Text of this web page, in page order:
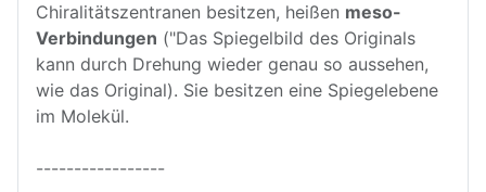
Chiralitätszentranen besitzen, heißen meso-
Verbindungen ("Das Spiegelbild des Originals
kann durch Drehung wieder genau so aussehen,
wie das Original). Sie besitzen eine Spiegelebene
im Molekül.
-----------------